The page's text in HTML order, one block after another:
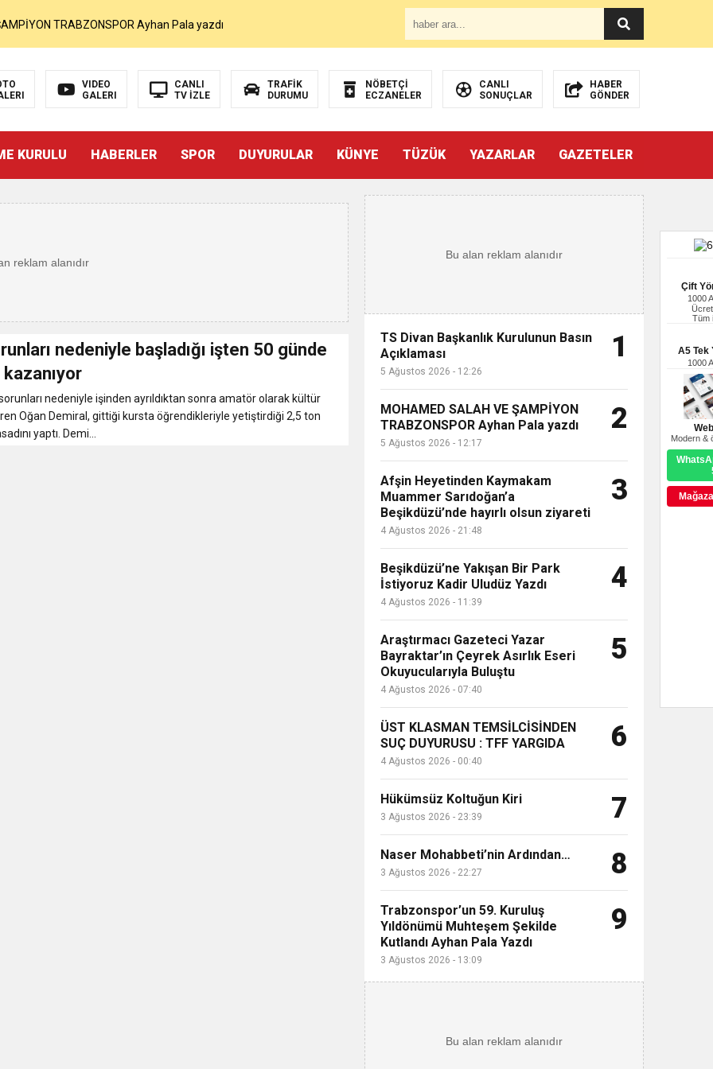
Çift
1000
Tüm
A5 Tek
1000
Modern &
MOHAMED SALAH VE ŞAMPİYON TRABZONSPOR Ayhan Pala yazdı
Muammer Sarıdoğan’a Beşikdüzü’nde hayırlı olsun ziyareti
Yıldönümü Muhteşem Şekilde Kutlandı Ayhan Pala Yazdı
Ayağa Kalkamaz!
VIDEO
GALERI
CANLI
TV İZLE
TRAFİK
DURUMU
NÖBETÇİ
ECZANELER
CANLI
SONUÇLAR
HABER
GÖNDER
KURULU HABERLER SPOR DUYURULAR KÜNYE TÜZÜK YAZARLAR GAZETELER
nedeniyle başladığı işten 50 günde
sorunları nedeniyle işinden ayrıldıktan sonra amatör olarak kültür
Oğan Demiral, gittiği kursta öğrendikleriyle yetiştirdiği 2,5 ton
yaptı. Demi...
TS Divan Başkanlık Kurulunun Basın
Açıklaması
5 Ağustos 2026 - 12:26
1
MOHAMED SALAH VE ŞAMPİYON
TRABZONSPOR Ayhan Pala yazdı
5 Ağustos 2026 - 12:17
2
Afşin Heyetinden Kaymakam
Muammer Sarıdoğan’a
Beşikdüzü’nde hayırlı olsun ziyareti
4 Ağustos 2026 - 21:48
3
Beşikdüzü’ne Yakışan Bir Park
İstiyoruz Kadir Uludüz Yazdı
4 Ağustos 2026 - 11:39
4
Araştırmacı Gazeteci Yazar
Bayraktar’ın Çeyrek Asırlık Eseri
Okuyucularıyla Buluştu
4 Ağustos 2026 - 07:40
5
ÜST KLASMAN TEMSİLCİSİNDEN
SUÇ DUYURUSU : TFF YARGIDA
4 Ağustos 2026 - 00:40
6
Hükümsüz Koltuğun Kiri
3 Ağustos 2026 - 23:39 7
Naser Mohabbeti’nin Ardından…
3 Ağustos 2026 - 22:27 8
Trabzonspor’un 59. Kuruluş
Yıldönümü Muhteşem Şekilde
Kutlandı Ayhan Pala Yazdı
3 Ağustos 2026 - 13:09
9